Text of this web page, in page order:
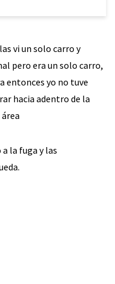
vi un solo carro y
pero era un solo carro,
entonces yo no tuve
hacia adentro de la
la fuga y las